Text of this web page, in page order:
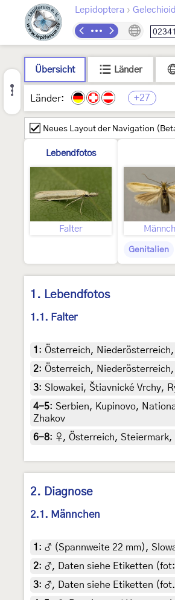
Lepidoptera ›
02341
Übersicht Länder
Länder: +27
Neues Layout der Navigation
Lebendfotos
Falter
Genitalien
1. Lebendfotos
1.1. Falter
1 : Österreich,
2: Österreich,
3: Slowakei, Štiavnické Vrchy,
4-5: Serbien, Kupinovo,
Zhakov
6-8: ♀, Österreich, Steiermark,
2. Diagnose
2.1. Männchen
1 : ♂ (Spannweite 22 mm),
2: ♂, Daten siehe Etiketten
3: ♂, Daten siehe Etiketten